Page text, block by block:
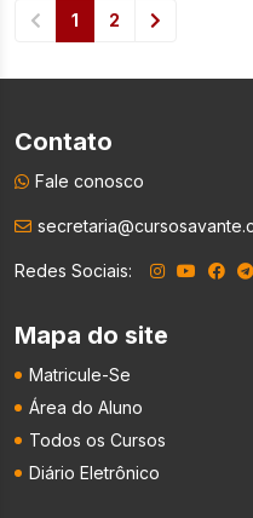
1 2
Contato
Fale conosco
Redes Sociais:
Mapa do site
Matricule-Se
Área do Aluno
Todos os Cursos
Diário Eletrônico